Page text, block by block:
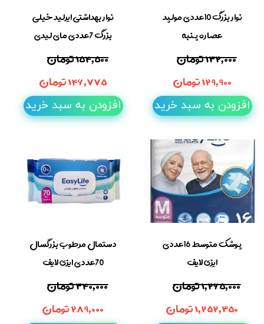
نوار بزرگ 10عددی مولپد
عصاره پنبه
۱۳۲,۰۰۰ تومان
۱۲۹,۹۰۰ تومان
افزودن به سبد خرید
نوار بهداشتی ایرلید خیلی
بزرگ 7عددی مای لیدی
۱۵۴,۵۰۰ تومان
۱۴۶,۷۷۵ تومان
افزودن به سبد خرید
پوشک متوسط 16عددی
ایزی لایف
۱,۲۶۵,۰۰۰ تومان
۱,۲۵۲,۳۵۰ تومان
دستمال مرطوب بزرگسال
70عددی ایزی لایف
۳۴۰,۰۰۰ تومان
۲۸۹,۰۰۰ تومان